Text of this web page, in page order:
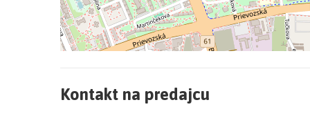
centrum OC Retro so všetkými službami. Táto
pokojné prostredie, komunitu a zároveň výbornú
domov s atmosférou, ktorú si obľúbite.
389 000 EUR (vrátane odborného servisu a provízie
Energetický certifikát budovy: nie je
−
Kontakt na predajcu